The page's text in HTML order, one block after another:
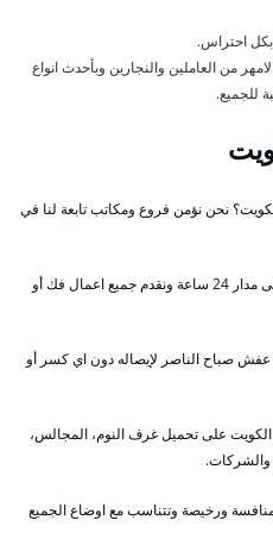
بكل احتراس.
من العاملين والنجارين وبأحدث انواع
للجميع.
نحن نؤمن فروع ومكاتب تابعة لنا في
خدمات شركات نقل عفش الكويت متاحة على مدار 24 ساعة ونقدم جميع اعمال فك أو
صباح الناصر لإيصاله دون اي كسر أو
على تحميل غرف النوم، المجالس،
والشركات.
ورخيصة وتتناسب مع اوضاع الجميع